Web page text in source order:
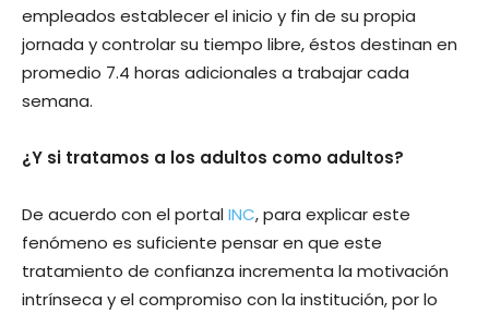
empleados establecer el inicio y fin de su propia
jornada y controlar su tiempo libre, éstos destinan en
promedio 7.4 horas adicionales a trabajar cada
semana.
¿Y si tratamos a los adultos como adultos?
De acuerdo con el portalINC, para explicar este
fenómeno es suficiente pensar en que este
tratamiento de confianza incrementa la motivación
intrínseca y el compromiso con la institución, por lo